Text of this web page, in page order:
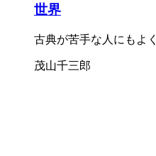
世界
古典が苦手な人にもよ
茂山千三郎